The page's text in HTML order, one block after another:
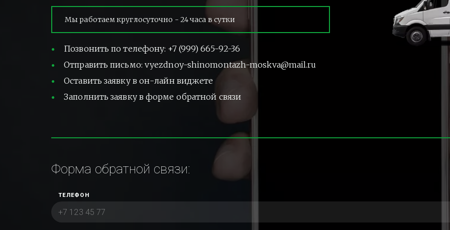
Мы работаем круглосуточно - 24 часа в сутки
Позвонить по телефону: +7 (999) 665-92-36
Отправить письмо: vyezdnoy-shinomontazh-moskva@mail.ru
Оставить заявку в он-лайн виджете
Заполнить заявку в форме обратной связи
Форма обратной связи:
ТЕЛЕФОН